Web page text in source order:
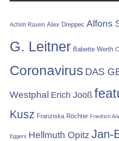
Achim Raven Alex Dreppec Alfons
G. Leitner Babette Werth
Coronavirus DAS
Westphal Erich Jooß
Kusz Franziska Röchter Friedrich Ani
Eggers Hellmuth Opitz Jan-